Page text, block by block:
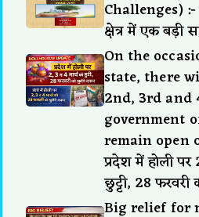
Challenges) :-
क्षेत्र में एक बड़ी
On the
state, there
2nd, 3rd and
government
remain open
प्रदेश में होली पर
छुट्टी, 28
Big relief for